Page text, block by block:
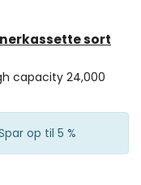
sort
capacity 24,000
op til 5 %